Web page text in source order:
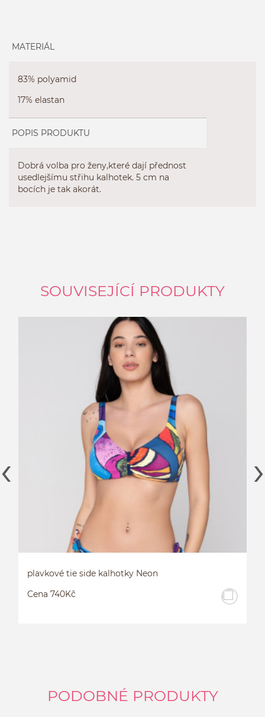
MATERIÁL
83% polyamid
17% elastan
POPIS PRODUKTU
Dobrá volba pro ženy,které dají přednost
usedlejšímu střihu kalhotek. 5 cm na
bocích je tak akorát.
SOUVISEJÍCÍ PRODUKTY
plavkové tie side kalhotky Neon
Cena 740Kč
PODOBNÉ PRODUKTY